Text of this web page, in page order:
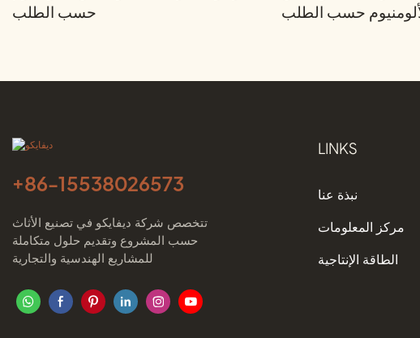
حسب الطلب
حسب الطلب
+86-15538026573
تتخصص شركة ديفايكو في تصنيع الأثاث
حسب المشروع وتقديم حلول متكاملة
للمشاريع الهندسية والتجارية
LINKS
نبذة عنا
مركز المعلومات
الطاقة الإنتاجية